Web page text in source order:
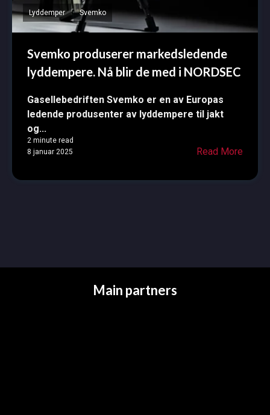
Lyddemper Svemko
Svemko produserer markedsledende
lyddempere. Nå blir de med i NORDSEC
Gasellebedriften Svemko er en av Europas
ledende produsenter av lyddempere til jakt
og...
2 minute read
8 januar 2025
Read More
Main partners